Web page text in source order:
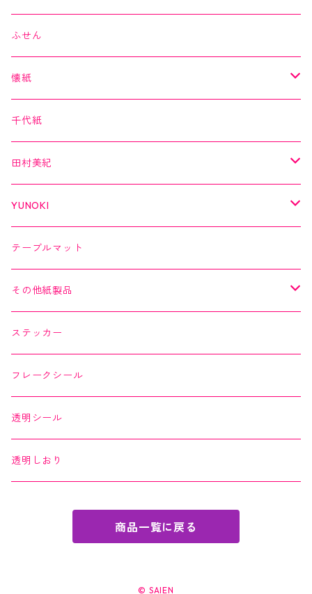
２巻セット
美MONDE
デコレーションテープ（クリアテープ）
田村美紀
クリアテープ
切子
螺鈿
日本の伝統美
スイーツカード
YUNOKI
田村美紀
ふせん
懐紙
Kimono美
美MONDE
乙女懐紙
Kaishi de saison
よもやまペーパー
縁起どうぶつ懐紙
Okashi na Kaishi
千代紙
田村美紀
よもやまペーパー
マスキングテープ
マスキングシール
ちぎり絵カード
YUNOKI
マスキングテープ
メッセージカード
テーブルマット
その他紙製品
よもやまペーパー
ちぎり絵カード
ステッカー
フレークシール
透明シール
透明しおり
商品一覧に戻る
© SAIEN